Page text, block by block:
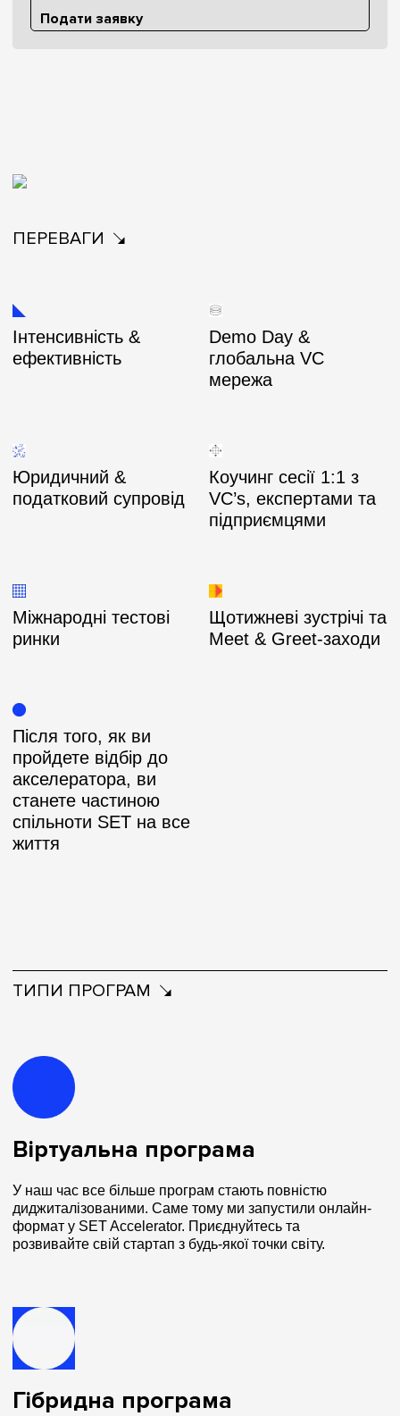
Подати заявку
ПЕРЕВАГИ
Інтенсивність &
ефективність
Demo Day &
глобальна VC
мережа
Юридичний &
податковий супровід
Коучинг сесії 1:1 з
VC’s, експертами та
підприємцями
Міжнародні тестові
ринки
Щотижневі зустрічі та
Meet & Greet-заходи
Після того, як ви
пройдете відбір до
акселератора, ви
станете частиною
спільноти SET на все
життя
ТИПИ ПРОГРАМ
Віртуальна програма
У наш час все більше програм стають повністю
диджиталізованими. Саме тому ми запустили онлайн-
формат у SET Accelerator. Приєднуйтесь та
розвивайте свій стартап з будь-якої точки світу.
Гібридна програма